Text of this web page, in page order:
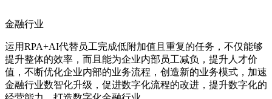
金融行业
运用RPA+AI代替员工完成低附加值且重复的任务，不仅能够
提升整体的效率，而且能为企业内部员工减负，提升人才价
值，不断优化企业内部的业务流程，创造新的业务模式，加速
金融行业数智化升级，促进数字化流程的改进，提升数字化的